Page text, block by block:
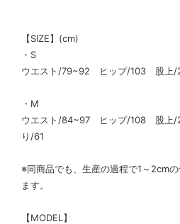
【SIZE】(cm)
・S
ウエスト/79~92 ヒップ/103 股
・M
ウエスト/84~97 ヒップ/108 股
り/61
※同商品でも、生産の過程で1～2cm
ます。
【MODEL】